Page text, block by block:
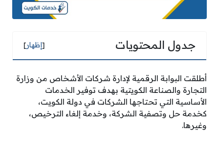
جدول المحتويات [إظهار]
أطلقت البوابة الرقمية لإدارة شركات الأشخاص من وزارة
التجارة والصناعة الكويتية بهدف توفير الخدمات
الأساسية التي تحتاجها الشركات في دولة الكويت،
كخدمة حل وتصفية الشركة، وخدمة إلغاء الترخيص،
وغيرها.